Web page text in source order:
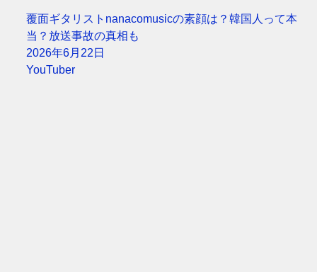
覆面ギタリストnanacomusicの素顔は？韓国人って本
当？放送事故の真相も
2026年6月22日
YouTuber